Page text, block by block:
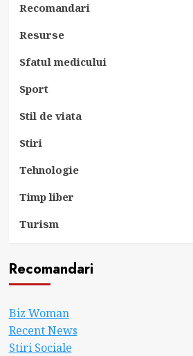
Recomandari
Resurse
Sfatul medicului
Sport
Stil de viata
Stiri
Tehnologie
Timp liber
Turism
Recomandari
Biz Woman
Recent News
Stiri Sociale